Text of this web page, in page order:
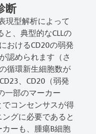
断
現型解析によって
、典型的なCLLの
おけるCD20の弱発
認められます（さ
循環新生細胞数が
、CD20（弱発
一部のマーカー
コンセンサスが得
グに必要であると
ーも、腫瘍B細胞